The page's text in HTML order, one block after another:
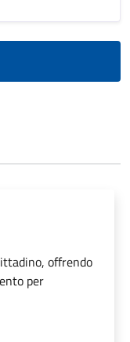
offrendo
per